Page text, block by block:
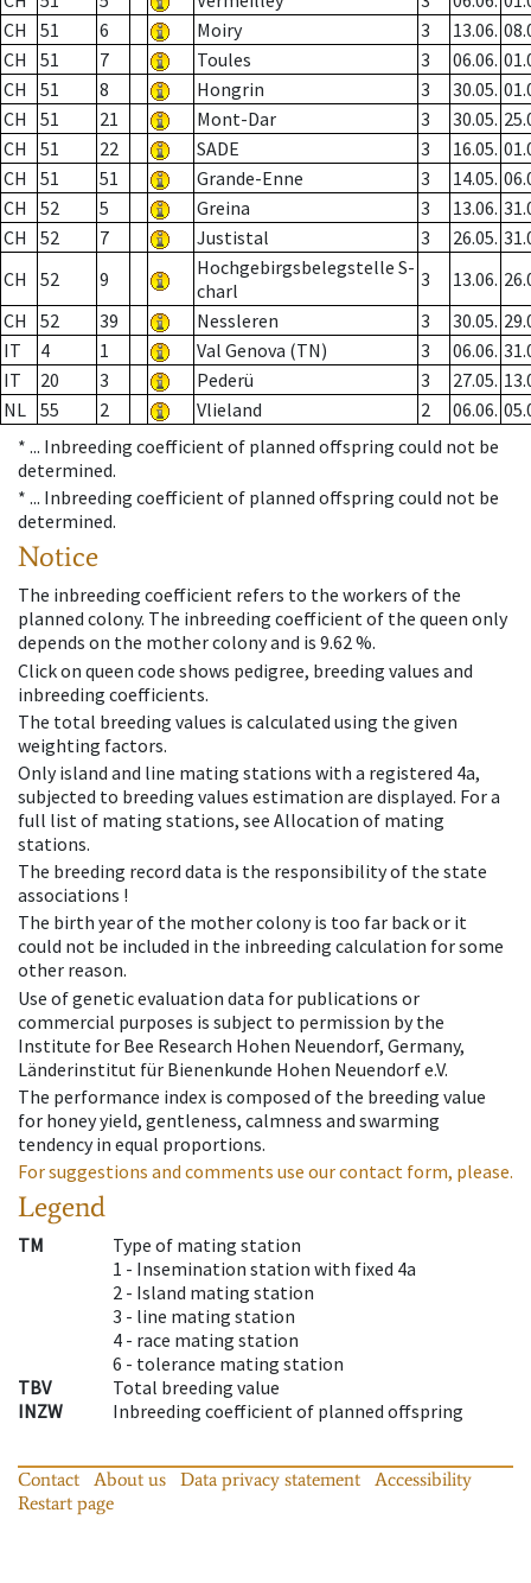
CH
51 6 Moiry 3 13.06.
CH
51 7 Toules 3 06.06.
CH
51 8 Hongrin 3 30.05.
CH
51 21 Mont-Dar 3 30.05.
CH
51 22 SADE 3 16.05.
CH
51 51 Grande-Enne 3 14.05.
CH
52 5 Greina 3 13.06.
CH
52 7 Justistal 3 26.05.
CH
52 9
Hochgebirgsbelegstelle S-
charl
3 13.06.
CH
52 39 Nessleren 3 30.05.
IT
4 1 Val Genova (TN) 3 06.06.
IT
20 3 Pederü 3 27.05.
NL 55 2 Vlieland 2 06.06.
* ... Inbreeding coefficient of planned offspring could not be
determined.
* ... Inbreeding coefficient of planned offspring could not be
determined.
Notice
The inbreeding coefficient refers to the workers of the
planned colony. The inbreeding coefficient of the queen only
depends on the mother colony and is 9.62 %.
Click on queen code shows pedigree, breeding values and
inbreeding coefficients.
The total breeding values is calculated using the given
weighting factors.
Only island and line mating stations with a registered 4a,
subjected to breeding values estimation are displayed. For a
full list of mating stations, see Allocation of mating
stations.
The breeding record data is the responsibility of the state
associations !
The birth year of the mother colony is too far back or it
could not be included in the inbreeding calculation for some
other reason.
Use of genetic evaluation data for publications or
commercial purposes is subject to permission by the
Institute for Bee Research Hohen Neuendorf, Germany,
Länderinstitut für Bienenkunde Hohen Neuendorf e.V.
The performance index is composed of the breeding value
for honey yield, gentleness, calmness and swarming
tendency in equal proportions.
For suggestions and comments use our contact form, please.
Legend
TM
Type of mating station
1 - Insemination station with fixed 4a
2 - Island mating station
3 - line mating station
4 - race mating station
6 - tolerance mating station
TBV
Total breeding value
INZW
Inbreeding coefficient of planned offspring
Contact About us Data privacy statement
Accessibility
Restart page